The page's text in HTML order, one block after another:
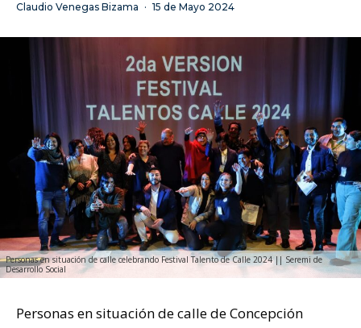
Claudio Venegas Bizama · 15 de Mayo 2024
Personas en situación de calle celebrando Festival Talento de Calle 2024 || Seremi de
Desarrollo Social
Personas en situación de calle de Concepción